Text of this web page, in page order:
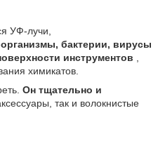
УФ-лучи,
бактерии, вирусы
инструментов ,
химикатов.
Он тщательно и
так и волокнистые